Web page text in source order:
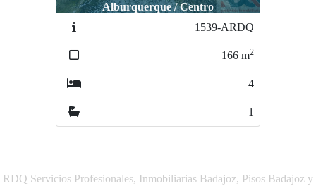
Alburquerque / Centro
1539-ARDQ
166 m2
4
1
RDQ Servicios Profesionales, Inmobiliarias Badajoz, Pisos Badajoz y